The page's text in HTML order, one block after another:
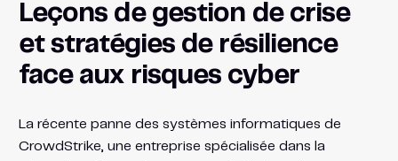
Leçons de gestion de crise
et stratégies de résilience
face aux risques cyber
La récente panne des systèmes informatiques de
CrowdStrike, une entreprise spécialisée dans la